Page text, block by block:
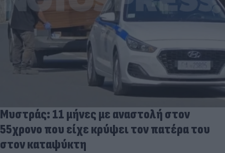
Μυστράς: 11 μήνες με αναστολή στον
55χρονο που είχε κρύψει τον πατέρα του
στον καταψύκτη